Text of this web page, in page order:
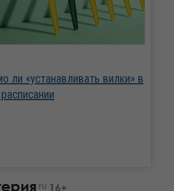
ли «устанавливать вилки» в
ru 16+